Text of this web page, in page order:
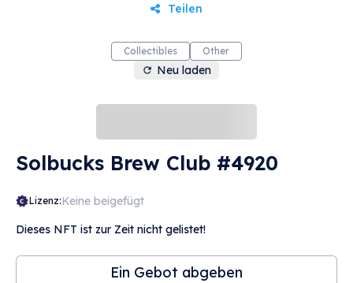
Teilen
Collectibles Other
Neu laden
Solbucks Brew Club #4920
Lizenz:Keine beigefügt
Dieses NFT ist zur Zeit nicht gelistet!
Ein Gebot abgeben